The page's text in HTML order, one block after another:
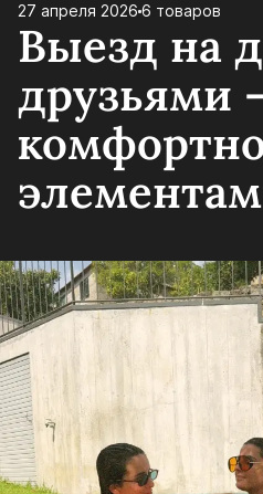
27 апреля 2026 6 товаров
Выезд на
друзьями